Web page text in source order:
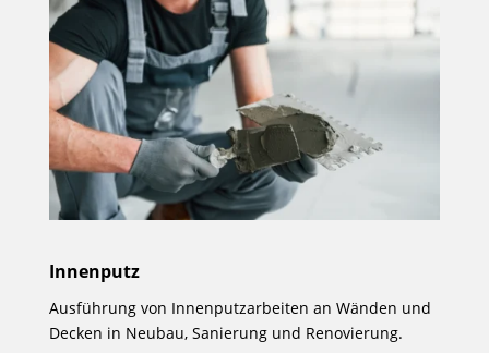
Innenputz
Ausführung von Innenputzarbeiten an Wänden und
Decken in Neubau, Sanierung und Renovierung.